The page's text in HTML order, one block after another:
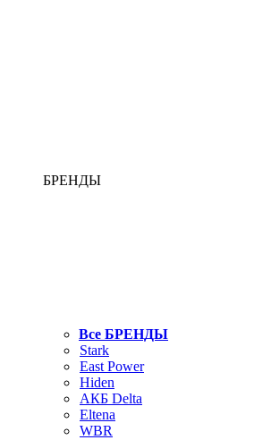
БРЕНДЫ
Все БРЕНДЫ
Stark
East Power
Hiden
АКБ Delta
Eltena
WBR